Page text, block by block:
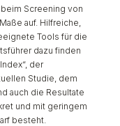
Screening von
auf. Hilfreiche,
Tools für die
dazu finden
der
Studie, dem
auch die Resultate
und mit geringem
besteht.